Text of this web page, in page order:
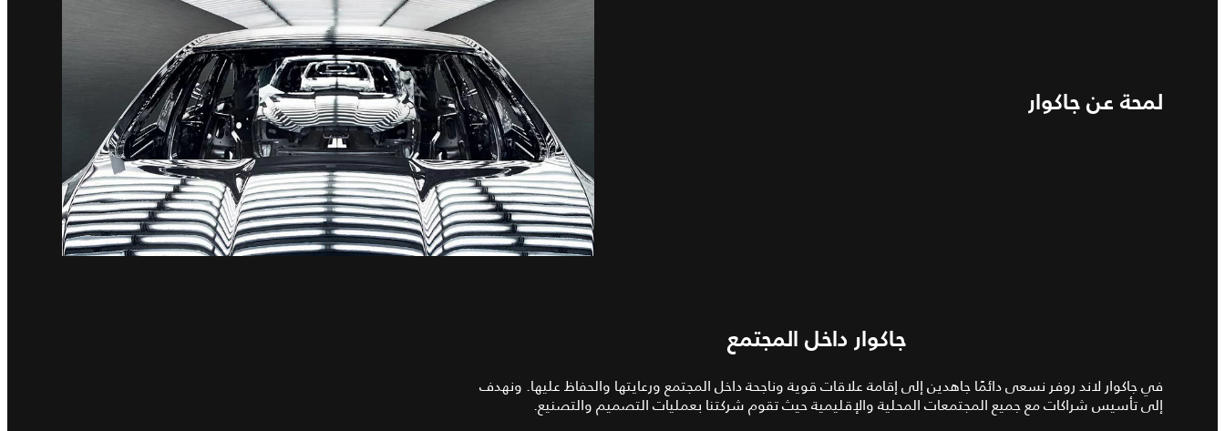
لمحة عن جاكوار
جاكوار داخل المجتمع
في جاكوار لاند روفر نسعى دائمًا جاهدين إلى إقامة علاقات قوية وناجحة داخل المجتمع ورعايتها والحفاظ عليها. ونهدف
إلى تأسيس شراكات مع جميع المجتمعات المحلية والإقليمية حيث تقوم شركتنا بعمليات التصميم والتصنيع.